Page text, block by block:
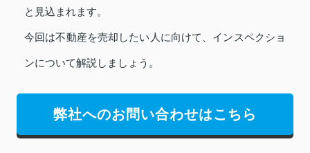
と見込まれます。
今回は不動産を売却したい人に向けて、インスペクショ
ンについて解説しましょう。
弊社へのお問い合わせはこちら